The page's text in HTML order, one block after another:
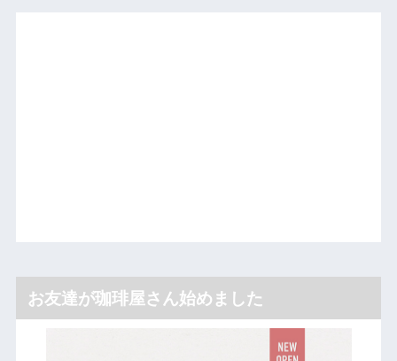
お友達が珈琲屋さん始めました